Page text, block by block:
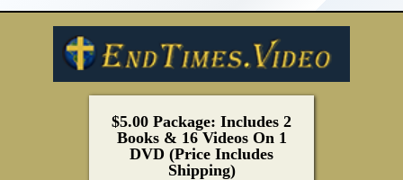
$5.00 Package: Includes 2
Books & 16 Videos On 1
DVD (Price Includes
Shipping)